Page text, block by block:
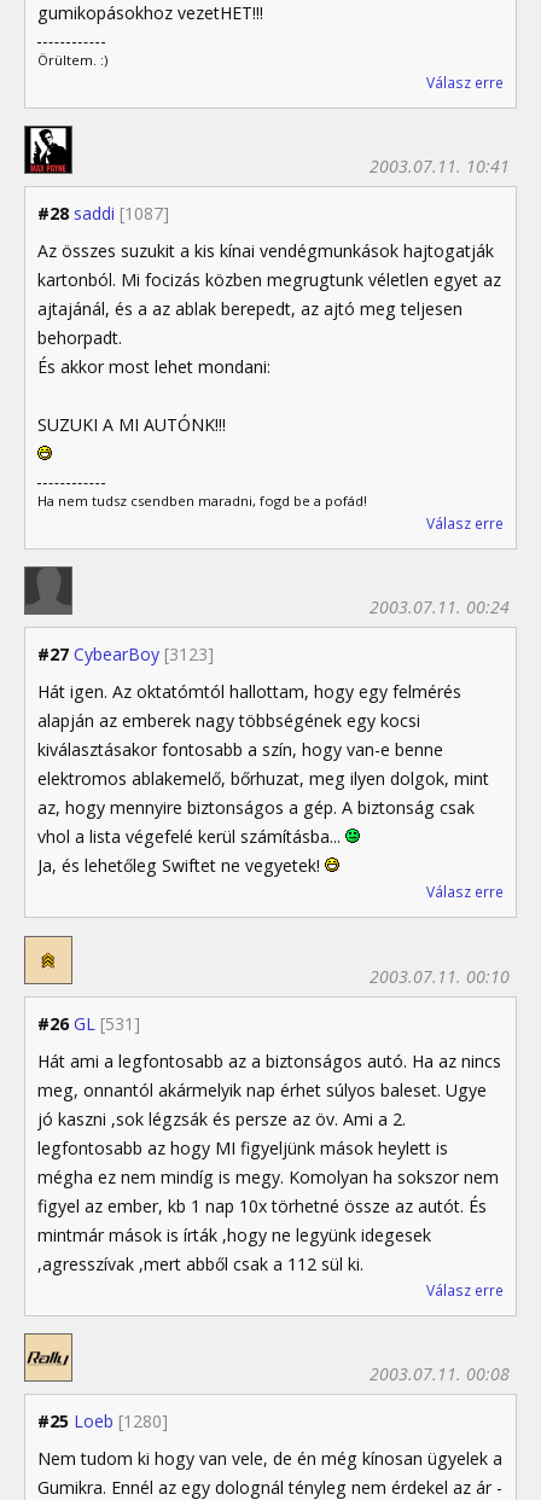
gumikopásokhoz vezetHET!!!
Örültem. :)
Válasz erre
#28 saddi [1087]
2003.07.11. 10:41
Az összes suzukit a kis kínai vendégmunkások hajtogatják
kartonból. Mi focizás közben megrugtunk véletlen egyet az
ajtajánál, és a az ablak berepedt, az ajtó meg teljesen
behorpadt.
És akkor most lehet mondani:
SUZUKI A MI AUTÓNK!!!
Ha nem tudsz csendben maradni, fogd be a pofád!
Válasz erre
#27 CybearBoy [3123]
2003.07.11. 00:24
Hát igen. Az oktatómtól hallottam, hogy egy felmérés
alapján az emberek nagy többségének egy kocsi
kiválasztásakor fontosabb a szín, hogy van-e benne
elektromos ablakemelő, bőrhuzat, meg ilyen dolgok, mint
az, hogy mennyire biztonságos a gép. A biztonság csak
vhol a lista végefelé kerül számításba...
Ja, és lehetőleg Swiftet ne vegyetek!
Válasz erre
#26 GL [531]
2003.07.11. 00:10
Hát ami a legfontosabb az a biztonságos autó. Ha az nincs
meg, onnantól akármelyik nap érhet súlyos baleset. Ugye
jó kaszni ,sok légzsák és persze az öv. Ami a 2.
legfontosabb az hogy MI figyeljünk mások heylett is
mégha ez nem mindíg is megy. Komolyan ha sokszor nem
figyel az ember, kb 1 nap 10x törhetné össze az autót. És
mintmár mások is írták ,hogy ne legyünk idegesek
,agresszívak ,mert abből csak a 112 sül ki.
Válasz erre
#25 Loeb [1280]
2003.07.11. 00:08
Nem tudom ki hogy van vele, de én még kínosan ügyelek a
Gumikra. Ennél az egy dolognál tényleg nem érdekel az ár -